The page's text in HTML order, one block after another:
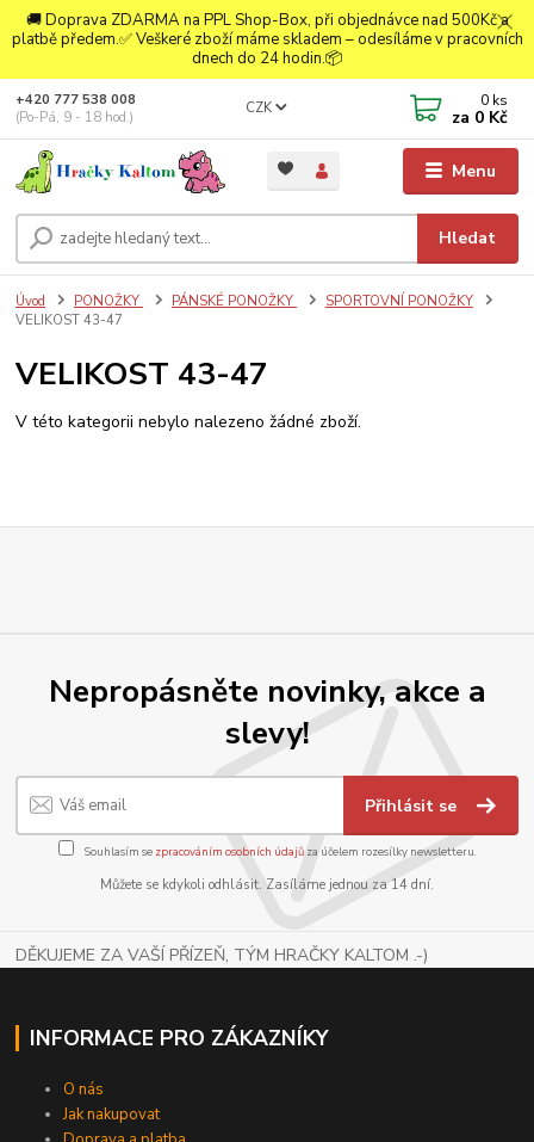
🚚 Doprava ZDARMA na PPL Shop-Box, při objednávce nad 500Kč a
platbě předem.✅ Veškeré zboží máme skladem – odesíláme v pracovních
dnech do 24 hodin.📦
Menu
CZK
Hledat
+420 777 538 008
(Po-Pá, 9 - 18 hod.)
0 ks
za 0 Kč
Úvod PONOŽKY PÁNSKÉ PONOŽKY
SPORTOVNÍ PONOŽKY
VELIKOST 43-47
VELIKOST 43-47
V této kategorii nebylo nalezeno žádné zboží.
Nepropásněte novinky, akce a
slevy!
Přihlásit se
Souhlasím se zpracováním osobních údajůza účelem rozesílky newsletteru.
Můžete se kdykoli odhlásit. Zasíláme jednou za 14 dní.
DĚKUJEME ZA VAŠÍ PŘÍZEŇ, TÝM HRAČKY KALTOM .-)
INFORMACE PRO ZÁKAZNÍKY
O nás
Jak nakupovat